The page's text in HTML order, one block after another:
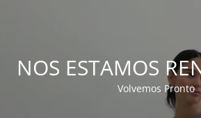
NOS ESTAMOS
Volvemos Pronto